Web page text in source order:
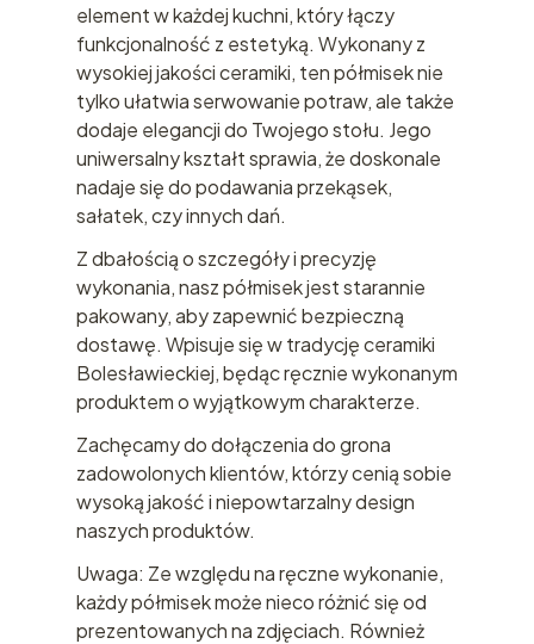
element w każdej kuchni, który łączy
funkcjonalność z estetyką. Wykonany z
wysokiej jakości ceramiki, ten półmisek nie
tylko ułatwia serwowanie potraw, ale także
dodaje elegancji do Twojego stołu. Jego
uniwersalny kształt sprawia, że doskonale
nadaje się do podawania przekąsek,
sałatek, czy innych dań.
Z dbałością o szczegóły i precyzję
wykonania, nasz półmisek jest starannie
pakowany, aby zapewnić bezpieczną
dostawę. Wpisuje się w tradycję ceramiki
Bolesławieckiej, będąc ręcznie wykonanym
produktem o wyjątkowym charakterze.
Zachęcamy do dołączenia do grona
zadowolonych klientów, którzy cenią sobie
wysoką jakość i niepowtarzalny design
naszych produktów.
Uwaga: Ze względu na ręczne wykonanie,
każdy półmisek może nieco różnić się od
prezentowanych na zdjęciach. Również